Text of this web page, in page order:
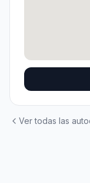
Ver todas las